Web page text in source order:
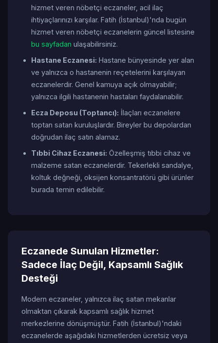
hizmet veren nöbetçi eczaneler, acil ilaç
ihtiyaçlarınızı karşılar. Fatih (İstanbul)'nda bugün
hizmet veren nöbetçi eczanelerin güncel listesine
bu sayfadan ulaşabilirsiniz.
Hastane Eczanesi: Hastane bünyesinde yer alan
ve yalnızca o hastanenin reçetelerini karşılayan
eczanelerdir. Genel kamuya açık olmayabilir;
yalnızca ilgili hastanenin hastaları faydalanabilir.
Ecza Deposu (Toptancı): İlaçları eczanelere
toptan satan kuruluşlardır. Bireyler bu depolardan
doğrudan ilaç satın alamaz.
Tıbbi Cihaz Eczanesi: Özelleşmiş tıbbi cihaz ve
malzeme satan eczanelerdir. Tekerlekli sandalye,
koltuk değneği, oksijen konsantratörü gibi ürünler
burada temin edilebilir.
Eczanede Sunulan Hizmetler:
Sadece İlaç Değil, Kapsamlı Sağlık
Desteği
Modern eczaneler, yalnızca ilaç satan mekanlar
olmaktan çıkarak kapsamlı sağlık hizmet
merkezlerine dönüşmüştür. Fatih (İstanbul)'ndaki
eczanelerde aşağıdaki hizmetlerden ücretsiz veya